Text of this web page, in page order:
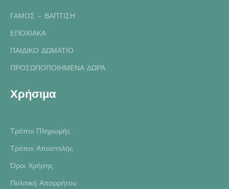
ΓΑΜΟΣ – ΒΑΠΤΙΣΗ
ΕΠΟΧΙΑΚΑ
ΠΑΙΔΙΚΟ ΔΩΜΑΤΙΟ
ΠΡΟΣΩΠΟΠΟΙΗΜΕΝΑ ΔΩΡΑ
Χρήσιμα
Τρόποι Πληρωμής
Τρόποι Αποστολής
Όροι Χρήσης
Πολιτική Απορρήτου